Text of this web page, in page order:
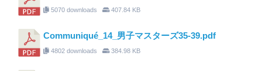
5070 downloads 407.84 KB
Communiqué_14_男子マスターズ35-39.pdf
4802 downloads 384.98 KB